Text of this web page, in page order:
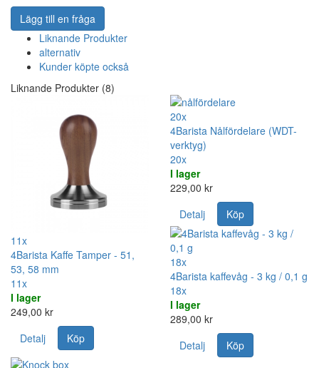
Lägg till en fråga
Liknande Produkter
alternativ
Kunder köpte också
Liknande Produkter (8)
11x
4Barista Kaffe Tamper - 51,
53, 58 mm
11x
I lager
249,00 kr
Detalj
Köp
20x
4Barista Nålfördelare (WDT-
verktyg)
20x
I lager
229,00 kr
Detalj
Köp
18x
4Barista kaffevåg - 3 kg / 0,1 g
18x
I lager
289,00 kr
Detalj
Köp